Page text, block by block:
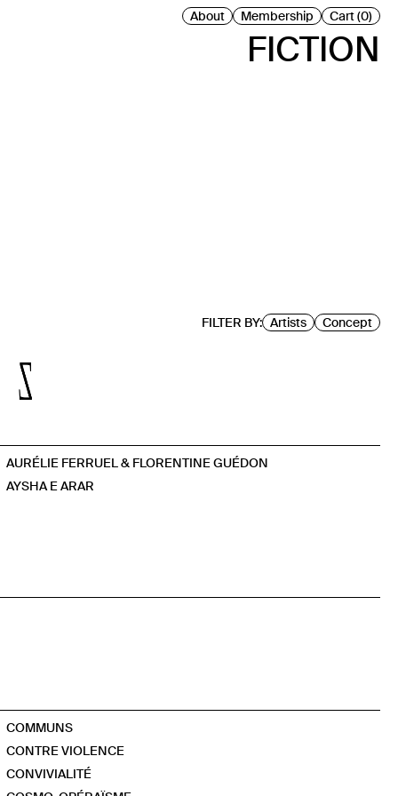
FICTION
About Membership Cart (0)
FILTER BY: Artists Concept
Z
AURÉLIE FERRUEL & FLORENTINE GUÉDON
AYSHA E ARAR
COMMUNS
CONTRE VIOLENCE
CONVIVIALITÉ